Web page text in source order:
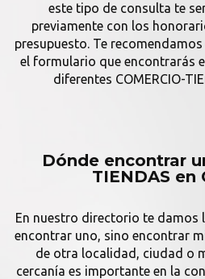
este tipo de consulta te
previamente con los
presupuesto. Te
el formulario que encontrarás
diferentes COMERCIO-
Dónde encontrar
TIENDAS en
En nuestro directorio te damos
encontrar uno, sino encontrar
de otra localidad, ciudad o
cercanía es importante en la